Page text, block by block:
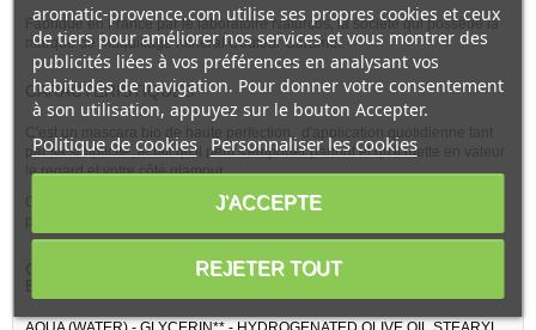
Fabriqué en France par le laboratoire Naturcos, la société qui possède la
marque de maquillage minéral Couleur Caramel.
CARACTÉRISTIQUES
C'est un mascara bio de haute perfection, d'application quotidienne tant
par sa simplicité, le fait qu'il peut s'emporter partout et qu'il mette en valeur
le regard et votre côté glamour.
Ce
pour les yeux est une solution très protectrice et
procure à vos yeux douceur, protection et hydratation au quotidien.
COMPOSITION DE RECHARGE MASCARA NATUREL N°42
BRUN VOLUMATEUR - COULEUR CARAMEL
aromatic-provence.com utilise ses propres cookies et ceux
de tiers pour améliorer nos services et vous montrer des
publicités liées à vos préférences en analysant vos
habitudes de navigation. Pour donner votre consentement
à son utilisation, appuyez sur le bouton Accepter.
Politique de cookies Personnaliser les cookies
REJETER TOUT
J'ACCEPTE